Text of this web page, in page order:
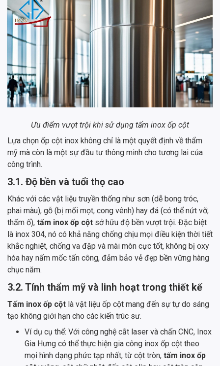
Ưu điểm vượt trội khi sử dụng tấm inox ốp cột
Lựa chọn ốp cột inox không chỉ là một quyết định về thẩm
mỹ mà còn là một sự đầu tư thông minh cho tương lai của
công trình.
3.1. Độ bền và tuổi thọ cao
Khác với các vật liệu truyền thống như sơn (dễ bong tróc,
phai màu), gỗ (bị mối mọt, cong vênh) hay đá (có thể nứt vỡ,
thấm ố), tấm inox ốp cột sở hữu độ bền vượt trội. Đặc biệt
là inox 304, nó có khả năng chống chịu mọi điều kiện thời tiết
khắc nghiệt, chống va đập và mài mòn cực tốt, không bị oxy
hóa hay nấm mốc tấn công, đảm bảo vẻ đẹp bền vững hàng
chục năm.
3.2. Tính thẩm mỹ và linh hoạt trong thiết kế
Tấm inox ốp cột là vật liệu ốp cột mang đến sự tự do sáng
tạo không giới hạn cho các kiến trúc sư.
Ví dụ cụ thể: Với công nghệ cắt laser và chấn CNC, Inox
Gia Hưng có thể thực hiện gia công inox ốp cột theo
mọi hình dạng phức tạp nhất, từ cột tròn, tấm inox ốp